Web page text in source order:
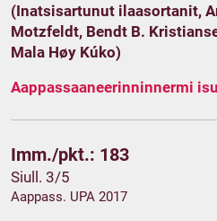
(Inatsisartunut ilaasortanit,
Motzfeldt, Bendt B.
Mala Høy Kúko)
Aappassaaneerinninnermi
Imm./pkt.: 183
Siull. 3/5
Aappass. UPA 2017